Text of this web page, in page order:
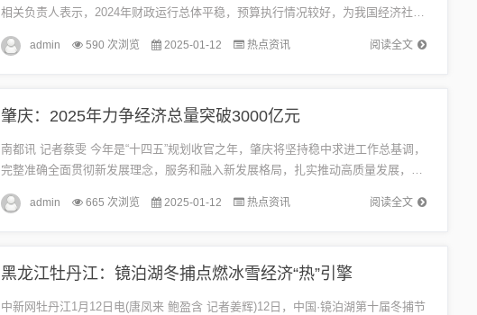
相关负责人表示，2024年财政运行总体平稳，预算执行情况较好，为我国经济社会
平稳健康发展提供有力支撑。财政部副部长廖岷表示，2024年，...
阅读全文
admin 590 次浏览 2025-01-12 热点资讯
肇庆：2025年力争经济总量突破3000亿元
南都讯 记者蔡雯 今年是“十四五”规划收官之年，肇庆将坚持稳中求进工作总基调，
完整准确全面贯彻新发展理念，服务和融入新发展格局，扎实推动高质量发展，持
续深入实施经济工作提质增效年、“百县千镇万村高质量发展工程”典型突...
阅读全文
admin 665 次浏览 2025-01-12 热点资讯
黑龙江牡丹江：镜泊湖冬捕点燃冰雪经济“热”引擎
中新网牡丹江1月12日电(唐凤来 鲍盈含 记者姜辉)12日，中国·镜泊湖第十届冬捕节